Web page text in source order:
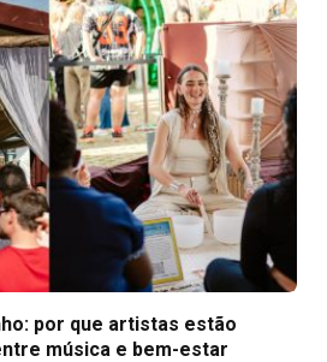
por que artistas estão
música e bem-estar